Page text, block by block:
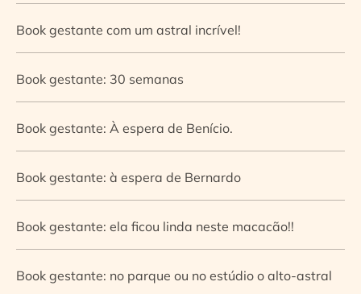
Book gestante com um astral incrível!
Book gestante: 30 semanas
Book gestante: À espera de Benício.
Book gestante: à espera de Bernardo
Book gestante: ela ficou linda neste macacão!!
Book gestante: no parque ou no estúdio o alto-astral